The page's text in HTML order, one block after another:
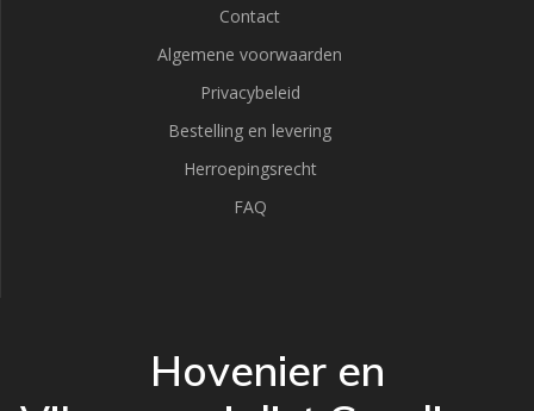
Contact
Algemene voorwaarden
Privacybeleid
Bestelling en levering
Herroepingsrecht
FAQ
Hovenier en